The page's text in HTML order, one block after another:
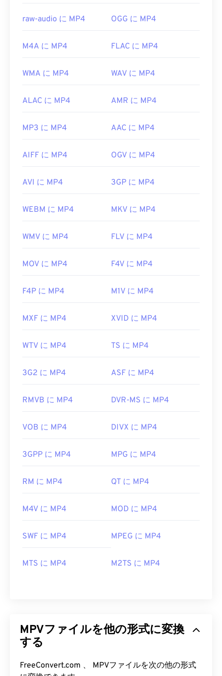
00 00 00 00
00 00 00 00
初回リリース:
https://en.wikipedia.org/wiki/MPEG-4
https://mpeg.chiariglione.org/standards/mpeg-
raw-audio に MP4 OGG に MP4
M4A に MP4 FLAC に MP4
WMA に MP4 WAV に MP4
ALAC に MP4 AMR に MP4
MP3 に MP4 AAC に MP4
AIFF に MP4 OGV に MP4
AVI に MP4 3GP に MP4
WEBM に MP4 MKV に MP4
WMV に MP4 FLV に MP4
MOV に MP4 F4V に MP4
F4P に MP4 M1V に MP4
MXF に MP4 XVID に MP4
WTV に MP4 TS に MP4
3G2 に MP4 ASF に MP4
RMVB に MP4 DVR-MS に MP4
VOB に MP4 DIVX に MP4
3GPP に MP4 MPG に MP4
RM に MP4 QT に MP4
M4V に MP4 MOD に MP4
SWF に MP4 MPEG に MP4
MTS に MP4 M2TS に MP4
MPVファイルを他の形式に変換
する
FreeConvert.com 、 MPVファイルを次の他の形式